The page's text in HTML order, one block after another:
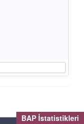
BAP İstatistikleri